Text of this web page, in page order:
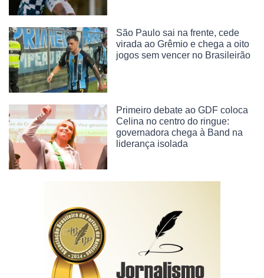
São Paulo sai na frente, cede
virada ao Grêmio e chega a oito
jogos sem vencer no Brasileirão
Primeiro debate ao GDF coloca
Celina no centro do ringue:
governadora chega à Band na
liderança isolada